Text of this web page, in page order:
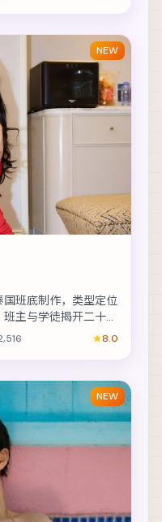
NEW
国班底制作，类型定位
主与学徒揭开二十年
、秦昊 等，表演层...
8.0
NEW